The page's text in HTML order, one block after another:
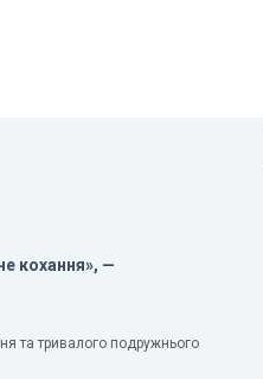
кохання», —
та тривалого подружнього